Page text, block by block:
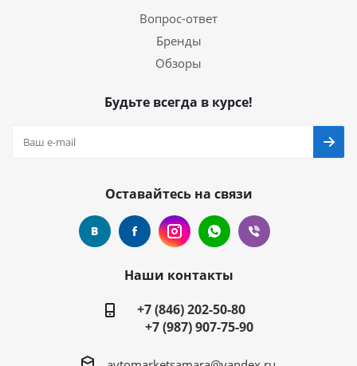
Вопрос-ответ
Бренды
Обзоры
Будьте всегда в курсе!
Оставайтесь на связи
Наши контакты
+7 (846) 202-50-80
+7 (987) 907-75-90